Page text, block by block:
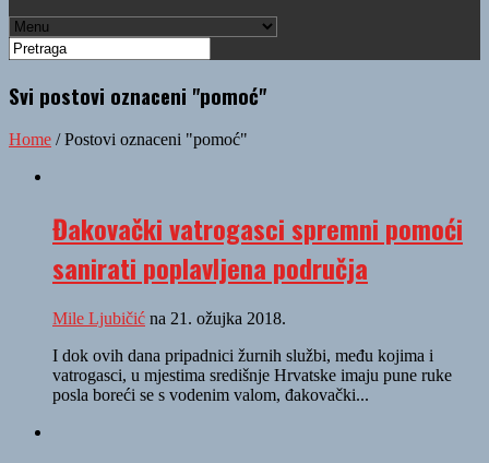
Svi postovi oznaceni "pomoć"
Home /Postovi oznaceni "pomoć"
Đakovački vatrogasci spremni pomoći
sanirati poplavljena područja
Mile Ljubičić na 21. ožujka 2018.
I dok ovih dana pripadnici žurnih službi, među kojima i
vatrogasci, u mjestima središnje Hrvatske imaju pune ruke
posla boreći se s vodenim valom, đakovački...